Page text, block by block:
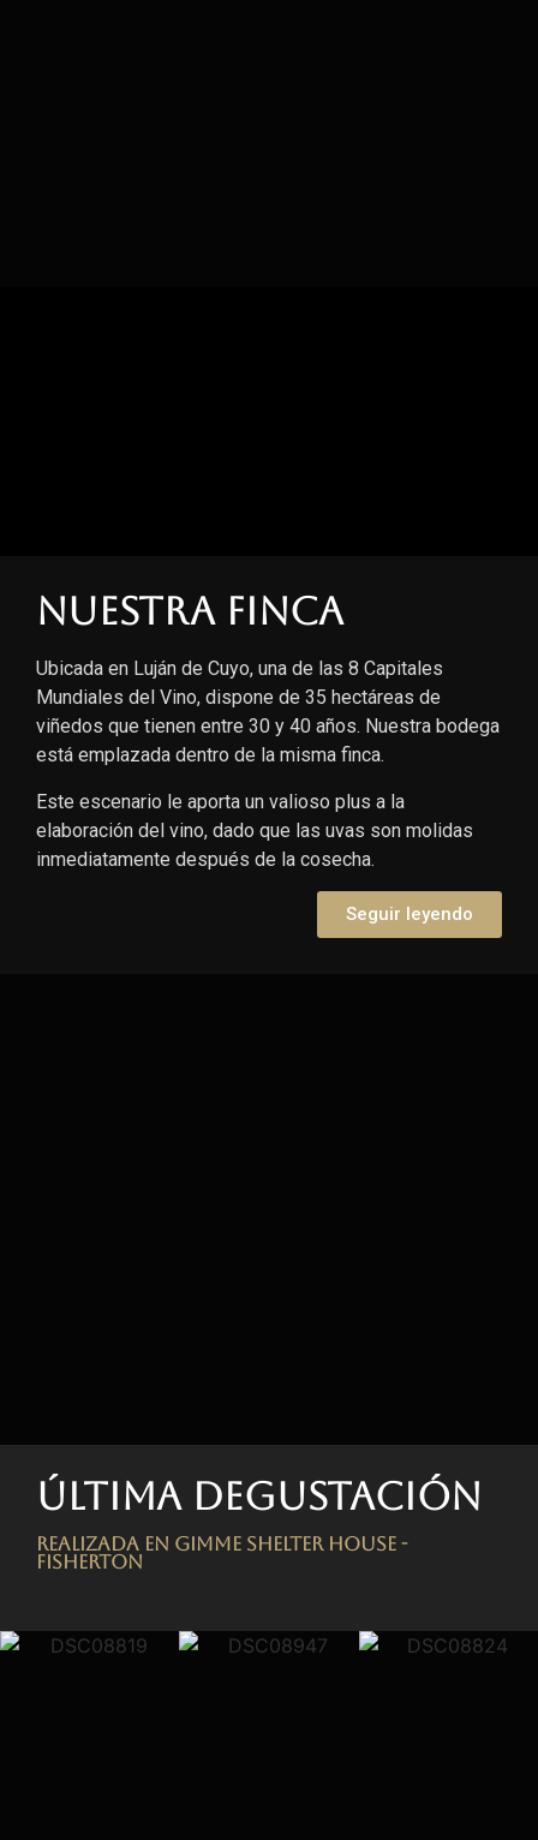
Nuestra finca
Ubicada en Luján de Cuyo, una de las 8 Capitales
Mundiales del Vino, dispone de 35 hectáreas de
viñedos que tienen entre 30 y 40 años. Nuestra bodega
está emplazada dentro de la misma finca.
Este escenario le aporta un valioso plus a la
elaboración del vino, dado que las uvas son molidas
inmediatamente después de la cosecha.
Seguir leyendo
Última degustación
Realizada en Gimme Shelter House -
FISHERTON